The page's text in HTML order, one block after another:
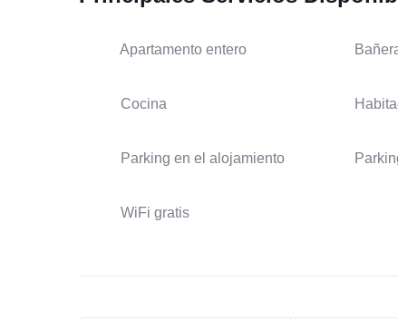
Apartamento entero
Cocina
Parking en el alojamiento
WiFi gratis